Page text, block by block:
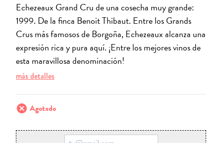
Echezeaux Grand Cru de una cosecha muy grande:
1999. De la finca Benoit Thibaut. Entre los Grands
Crus más famosos de Borgoña, Echezeaux alcanza una
expresión rica y pura aquí. ¡Entre los mejores vinos de
esta maravillosa denominación!
más detalles
cancel Agotado